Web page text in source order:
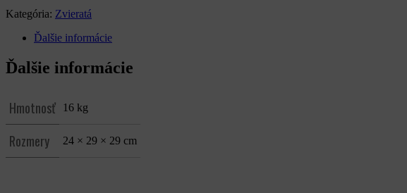
Kategória: Zvieratá
Ďalšie informácie
Ďalšie informácie
Hmotnosť 16 kg
Rozmery 24 × 29 × 29 cm